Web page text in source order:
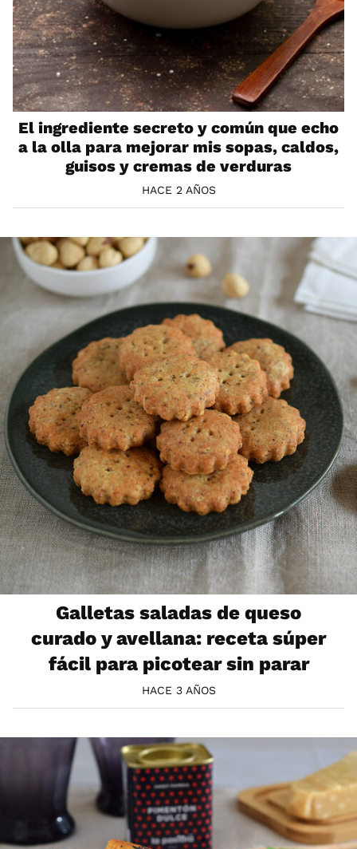
El ingrediente secreto y común que echo
a la olla para mejorar mis sopas, caldos,
guisos y cremas de verduras
HACE 2 AÑOS
Galletas saladas de queso
curado y avellana: receta súper
fácil para picotear sin parar
HACE 3 AÑOS